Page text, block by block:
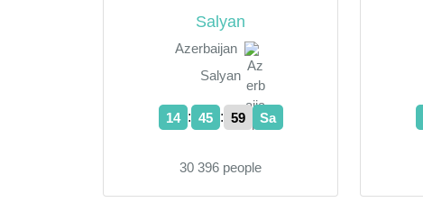
Salyan
Azerbaijan
Salyan
14 : 46 : 00 Sa
30 396 people